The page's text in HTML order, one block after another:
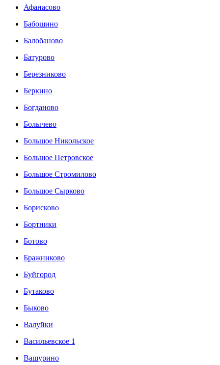
Афанасово
Бабошино
Балобаново
Батурово
Березниково
Беркино
Богданово
Болычево
Большое Никольское
Большое Петровское
Большое Стромилово
Большое Сырково
Борисково
Бортники
Ботово
Бражниково
Буйгород
Бутаково
Быково
Валуйки
Васильевское 1
Вашурино